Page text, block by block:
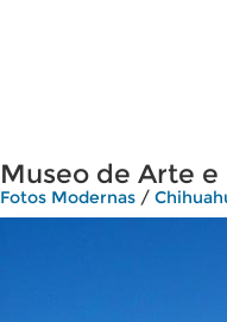
Museo de Arte e
Fotos Modernas /